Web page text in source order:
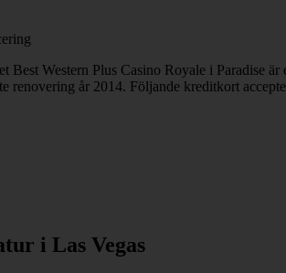
Best Western Plus Casino Royale i Paradise
renovering år 2014. Följande kreditkort
i Las Vegas